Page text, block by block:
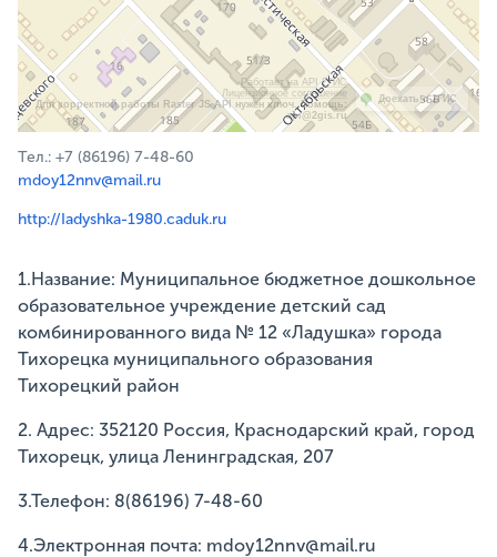
Работает на API 2ГИС
Лицензионное соглашение
Для корректной работы Raster JS API нужен ключ. Помощь:
api@2gis.ru
Доехать с 2ГИС
Тел.: +7 (86196) 7-48-60
mdoy12nnv@mail.ru
http://Iadyshka-1980.caduk.ru
1.Название: Муниципальное бюджетное дошкольное
образовательное учреждение детский сад
комбинированного вида № 12 «Ладушка» города
Тихорецка муниципального образования
Тихорецкий район
2. Адрес: 352120 Россия, Краснодарский край, город
Тихорецк, улица Ленинградская, 207
3.Телефон: 8(86196) 7-48-60
4.Электронная почта: mdoy12nnv@mail.ru